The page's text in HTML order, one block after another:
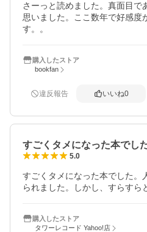
さーっと読めました。真面目で
思いました。ここ数年で好感度
す。。
購入したストア
bookfan
違反報告 いいね0
すごくタメになった本でし
5.0
すごくタメになった本でした。
られました。しかし、すらすら
購入したストア
タワーレコード Yahoo!店